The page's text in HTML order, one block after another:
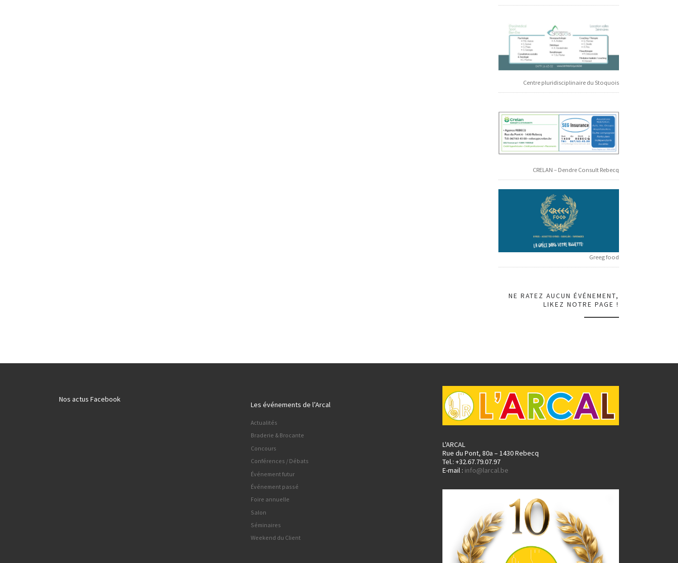
Centre pluridisciplinaire du Stoquois
CRELAN – Dendre Consult Rebecq
Greeg food
NE RATEZ AUCUN ÉVÉNEMENT,
LIKEZ NOTRE PAGE !
Nos actus Facebook
Les événements de l’Arcal
Actualités
Braderie & Brocante
Concours
Conférences / Débats
Événement futur
Événement passé
Foire annuelle
Salon
Séminaires
Weekend du Client
L'ARCAL
Rue du Pont, 80a – 1430 Rebecq
Tel.: +32.67.79.07.97
E-mail : info@larcal.be